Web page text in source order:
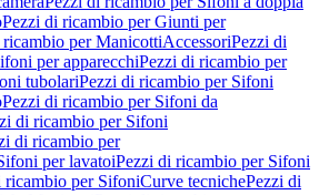
Pezzi di ricambio per Giunti per
per ManicottiAccessoriPezzi di
per apparecchiPezzi di ricambio per
tubolariPezzi di ricambio per Sifoni
Pezzi di ricambio per Sifoni da
di ricambio per Sifoni
di ricambio per
per lavatoiPezzi di ricambio per Sifoni
ricambio per SifoniCurve tecnichePezzi di